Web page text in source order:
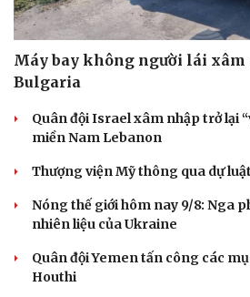
Máy bay không người lái
Bulgaria
Quân đội Israel xâm nhập trở lại
miền Nam Lebanon
Thượng viện Mỹ thông qua dự
Nóng thế giới hôm nay 9/8: Nga
nhiên liệu của Ukraine
Quân đội Yemen tấn công các
Houthi